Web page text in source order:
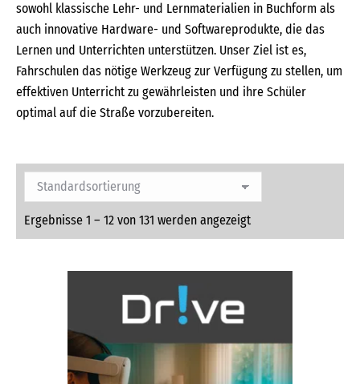
sowohl klassische Lehr- und Lernmaterialien in Buchform als
auch innovative Hardware- und Softwareprodukte, die das
Lernen und Unterrichten unterstützen. Unser Ziel ist es,
Fahrschulen das nötige Werkzeug zur Verfügung zu stellen, um
effektiven Unterricht zu gewährleisten und ihre Schüler
optimal auf die Straße vorzubereiten.
Ergebnisse 1 – 12 von 131 werden angezeigt